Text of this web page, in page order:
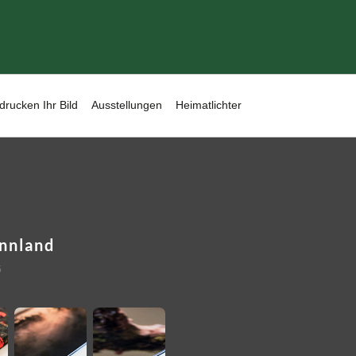
Ihr Bild Ausstellungen Heimatlichter